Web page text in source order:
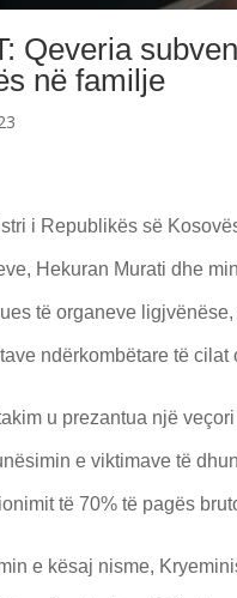
Qeveria
në familje
i Republikës së
Hekuran Murati dhe
të organeve
ndërkombëtare të cilat
u prezantua një
e viktimave të
të 70% të pagës
e kësaj nisme,